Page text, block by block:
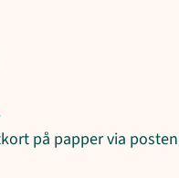
på papper via